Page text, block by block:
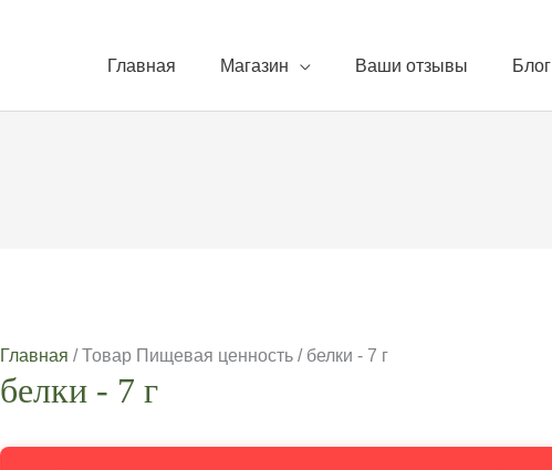
Главная Магазин Ваши отзывы Блог
Главная / Товар Пищевая ценность / белки - 7 г
белки - 7 г